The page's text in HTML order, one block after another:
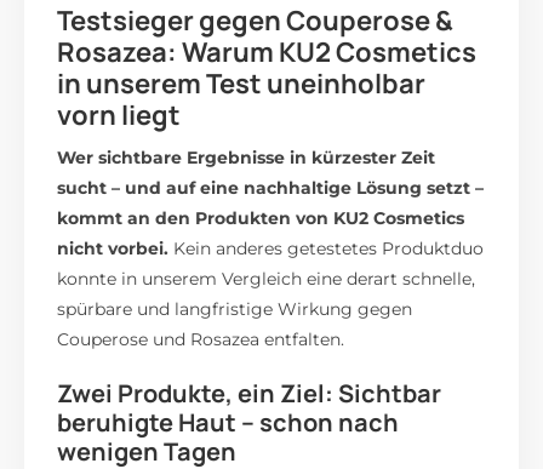
Testsieger gegen Couperose &
Rosazea: Warum KU2 Cosmetics
in unserem Test uneinholbar
vorn liegt
Wer sichtbare Ergebnisse in kürzester Zeit
sucht – und auf eine nachhaltige Lösung setzt –
kommt an den Produkten von KU2 Cosmetics
nicht vorbei. Kein anderes getestetes Produktduo
konnte in unserem Vergleich eine derart schnelle,
spürbare und langfristige Wirkung gegen
Couperose und Rosazea entfalten.
Zwei Produkte, ein Ziel: Sichtbar
beruhigte Haut – schon nach
wenigen Tagen